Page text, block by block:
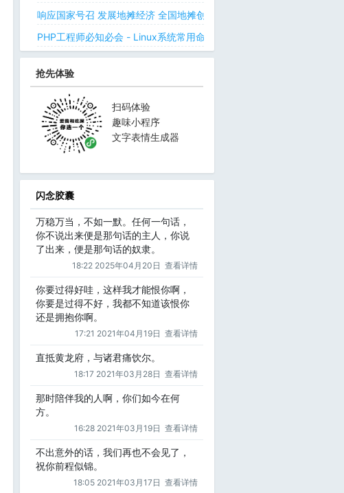
响应国家号召 发展地摊经济 全国地摊创业经验微信交流群
PHP工程师必知必会 - Linux系统常用命令 - Linux 用户和用户组管理
抢先体验
扫码体验
趣味小程序
文字表情生成器
闪念胶囊
万稳万当，不如一默。任何一句话，
你不说出来便是那句话的主人，你说
了出来，便是那句话的奴隶。
18:22 2025年04月20日 查看详情
你要过得好哇，这样我才能恨你啊，
你要是过得不好，我都不知道该恨你
还是拥抱你啊。
17:21 2021年04月19日 查看详情
直抵黄龙府，与诸君痛饮尔。
18:17 2021年03月28日 查看详情
那时陪伴我的人啊，你们如今在何
方。
16:28 2021年03月19日 查看详情
不出意外的话，我们再也不会见了，
祝你前程似锦。
18:05 2021年03月17日 查看详情